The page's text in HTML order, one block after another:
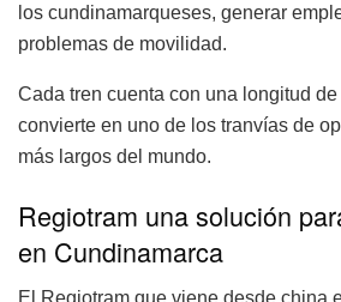
los cundinamarqueses, generar
problemas de movilidad.
Cada tren cuenta con una longitud
convierte en uno de los tranvías de
más largos del mundo.
Regiotram una solución
en Cundinamarca